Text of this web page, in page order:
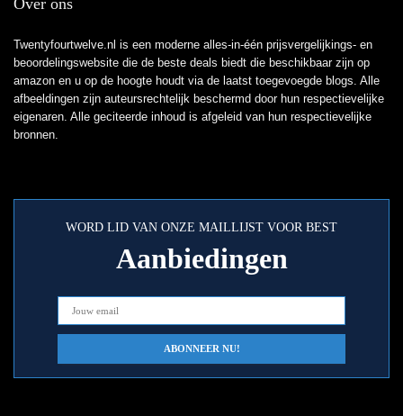
Over ons
Twentyfourtwelve.nl is een moderne alles-in-één prijsvergelijkings- en
beoordelingswebsite die de beste deals biedt die beschikbaar zijn op
amazon en u op de hoogte houdt via de laatst toegevoegde blogs. Alle
afbeeldingen zijn auteursrechtelijk beschermd door hun respectievelijke
eigenaren. Alle geciteerde inhoud is afgeleid van hun respectievelijke
bronnen.
WORD LID VAN ONZE MAILLIJST VOOR BEST
Aanbiedingen